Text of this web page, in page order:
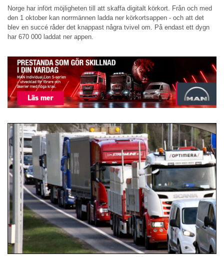
Norge har infört möjligheten till att skaffa digitalt körkort. Från och med
den 1 oktober kan norrmännen ladda ner körkortsappen - och att det
blev en succé råder det knappast några tvivel om. På endast ett dygn
har 670 000 laddat ner appen.